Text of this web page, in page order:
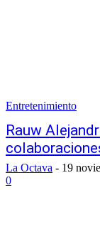
Entretenimiento
Rauw
La Octava - 19
0